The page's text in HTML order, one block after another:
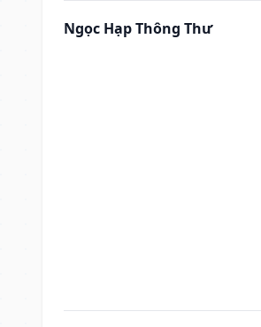
Ngọc Hạp Thông Thư